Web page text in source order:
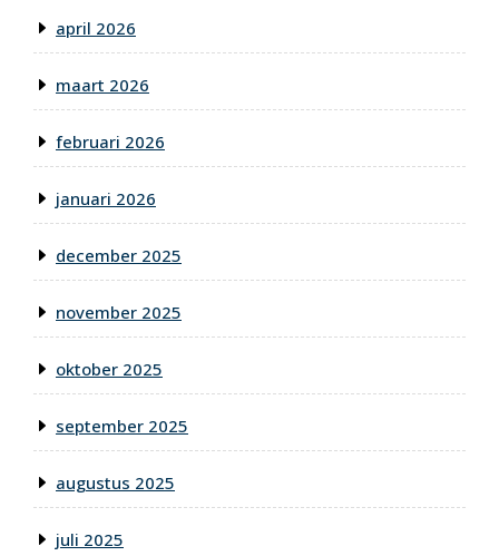
april 2026
maart 2026
februari 2026
januari 2026
december 2025
november 2025
oktober 2025
september 2025
augustus 2025
juli 2025